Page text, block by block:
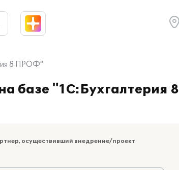
8 ПРОФ"
базе "1С:Бухгалтерия 8
осуществивший внедрение/проект